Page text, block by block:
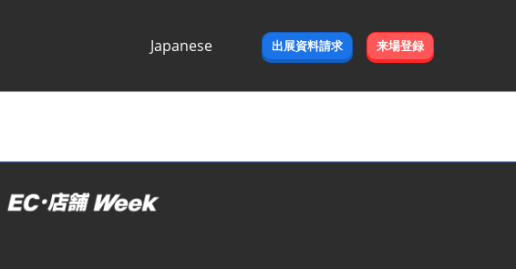
Japanese
出展資料請求 来場登録